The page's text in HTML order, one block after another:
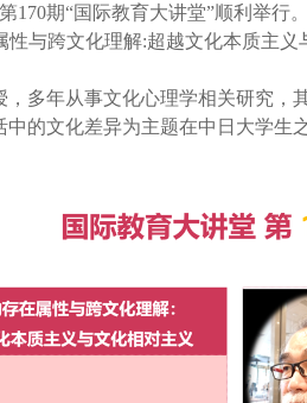
170期“国际教育大讲堂”顺利举
性与跨文化理解:超越文化本质主义
多年从事文化心理学相关研究
的文化差异为主题在中日大学生